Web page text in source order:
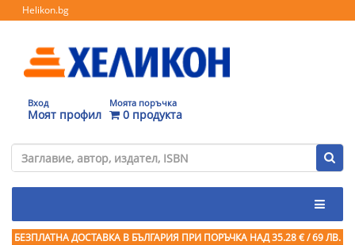
Helikon.bg
Вход
Моят профил
Моята поръчка
0 продукта
БЕЗПЛАТНА ДОСТАВКА В БЪЛГАРИЯ ПРИ ПОРЪЧКА НАД 35.28 € / 69 ЛВ.